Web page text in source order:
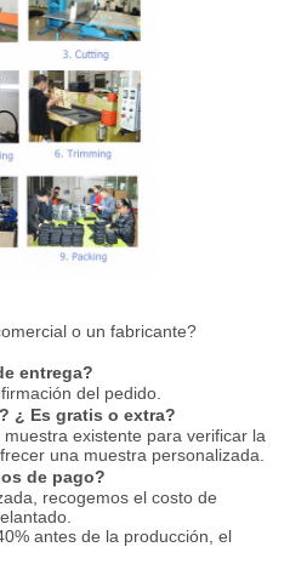
o un fabricante?
entrega?
del pedido.
¿ Es gratis o extra?
existente para verificar la
una muestra personalizada.
de pago?
recogemos el costo de
antes de la producción, el